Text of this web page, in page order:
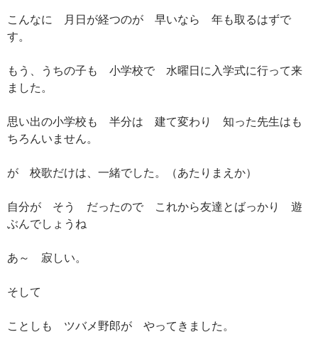
こんなに 月日が経つのが 早いなら 年も取るはずで
す。
もう、うちの子も 小学校で 水曜日に入学式に行って来
ました。
思い出の小学校も 半分は 建て変わり 知った先生はも
ちろんいません。
が 校歌だけは、一緒でした。（あたりまえか）
自分が そう だったので これから友達とばっかり 遊
ぶんでしょうね
あ～ 寂しい。
そして
ことしも ツバメ野郎が やってきました。